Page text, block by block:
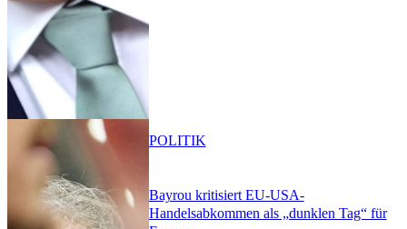
Bayrou kritisiert EU-USA-
Handelsabkommen als „dunklen Tag“ für
POLITIK